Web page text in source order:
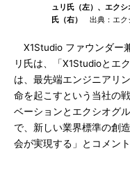
ュリ氏（左）、エク
氏（右）
出典：エク
X1Studio ファウンダー
リ氏は、「X1Studioとエ
は、最先端エンジニアリ
命を起こすという当社の
ベーションとエクシオグ
で、新しい業界標準の創
会が実現する」とコメン